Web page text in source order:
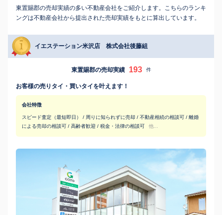
東置賜郡の売却実績の多い不動産会社をご紹介します。こちらのランキ
ングは不動産会社から提出された売却実績をもとに算出しています。
イエステーション米沢店 株式会社後藤組
東置賜郡の売却実績 193 件
お客様の売りタイ・買いタイを叶えます！
会社特徴
スピード査定（最短即日） / 周りに知られずに売却 / 不動産相続の相談可 / 離婚
による売却の相談可 / 高齢者歓迎 / 税金・法律の相談可
他...